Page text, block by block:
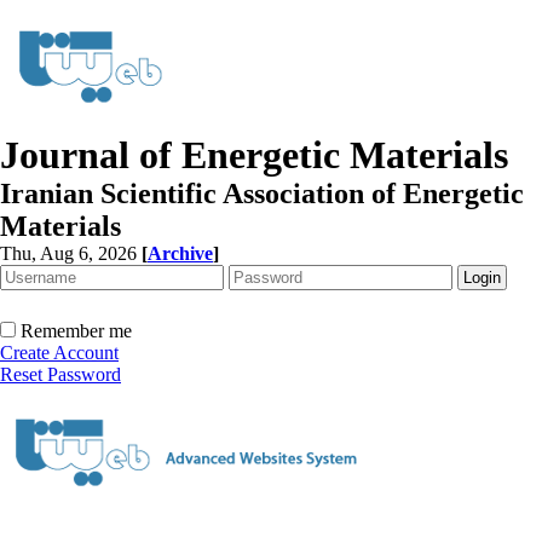
Journal of Energetic Materials
Iranian Scientific Association of Energetic
Materials
Thu, Aug 6, 2026 [Archive]
Remember me
Create Account
Reset Password